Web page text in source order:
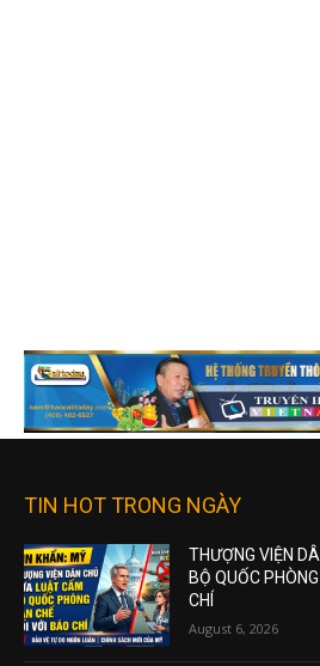
TIN HOT TRONG NGÀY
THƯỢNG VIỆN
BỘ QUỐC
CHÍ
August 6, 2026